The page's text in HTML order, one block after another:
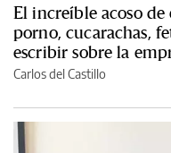
El increíble acoso
porno, cucarachas,
escribir sobre la
Carlos del Castillo